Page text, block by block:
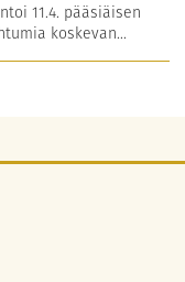
11.4. pääsiäisen
koskevan...